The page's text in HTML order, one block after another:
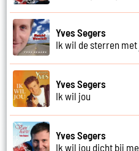
Yves Segers
Ik wil de sterren met
Yves Segers
Ik wil jou
Yves Segers
Ik wil jou dicht bij me